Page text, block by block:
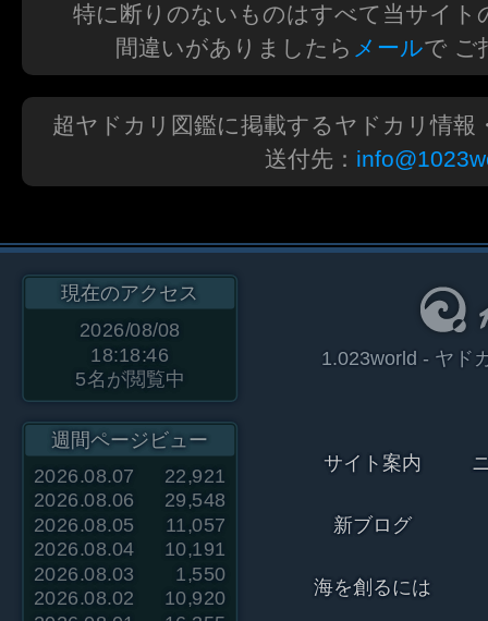
特に断りのないものはすべて当サイト
間違いがありましたら メールで ご
超ヤドカリ図鑑に掲載するヤドカリ情報
送付先：
現在のアクセス
2026/08/08
18:18:46
5名が閲覧中
週間ページビュー
2026.08.07
22,921
2026.08.06
29,548
2026.08.05
11,057
2026.08.04
10,191
2026.08.03
1,550
2026.08.02
10,920
1.023world - ヤド
サイト案内
新ブログ
海を創るには